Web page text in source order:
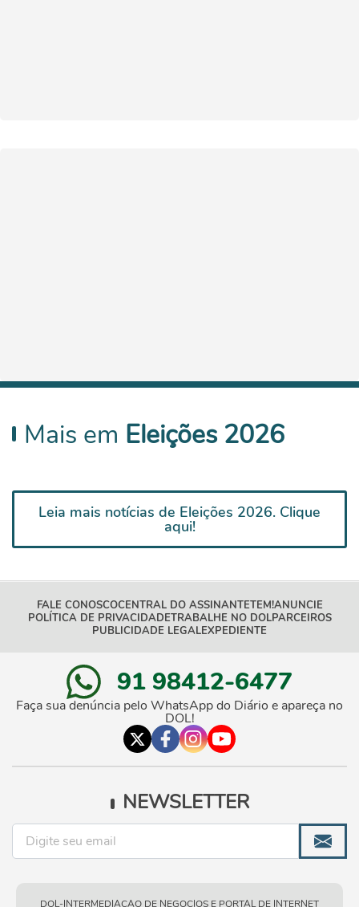
Mais em Eleições 2026
Leia mais notícias de Eleições 2026. Clique
aqui!
FALE CONOSCOCENTRAL DO ASSINANTETEM!ANUNCIE
POLÍTICA DE PRIVACIDADETRABALHE NO DOLPARCEIROS
PUBLICIDADE LEGALEXPEDIENTE
91 98412-6477
Faça sua denúncia pelo WhatsApp do Diário e apareça no
DOL!
NEWSLETTER
DOL-INTERMEDIACAO DE NEGOCIOS E PORTAL DE INTERNET